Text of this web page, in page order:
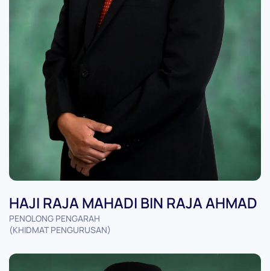
HAJI RAJA MAHADI BIN RAJA AHMAD
PENOLONG PENGARAH
(KHIDMAT PENGURUSAN)